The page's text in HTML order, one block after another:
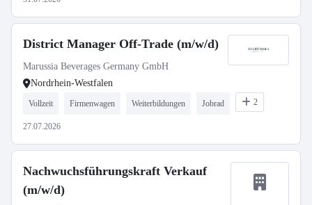
District Manager Off-Trade (m/w/d)
Marussia Beverages Germany GmbH
Nordrhein-Westfalen
Vollzeit Firmenwagen Weiterbildungen Jobrad 2
27.07.2026
Nachwuchsführungskraft Verkauf
(m/w/d)